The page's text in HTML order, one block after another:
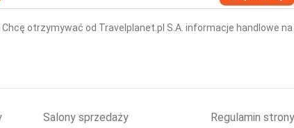
Chcę otrzymywać od Travelplanet.pl S.A. informacje handlowe
Salony sprzedaży
Regulamin strony